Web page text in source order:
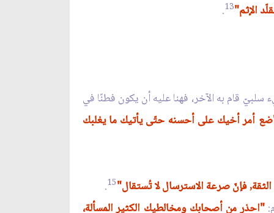
الإثم"13
.
سلبيّ قام به الآخر، فهنا عليه أن يكون فطنًا في
أمر أخيك على أحسنه حتّى يأتيك ما يغلبك
فإنّ صرعة الاسترسال لا تُستقال"15
.
"احذر من أصحابك ومخالطيك الكثير المسألة،